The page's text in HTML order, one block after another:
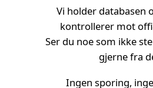
Vi holder databasen
kontrollerer mot
Ser du noe som ikke
gjerne fra
Ingen sporing,